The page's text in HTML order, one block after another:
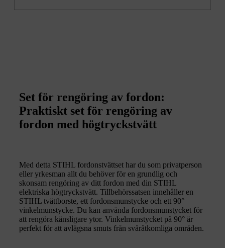
Set för rengöring av fordon:
Praktiskt set för rengöring av
fordon med högtryckstvätt
Med detta STIHL fordonstvättset har du som privatperson
eller yrkesman allt du behöver för en grundlig och
skonsam rengöring av ditt fordon med din STIHL
elektriska högtryckstvätt. Tillbehörssatsen innehåller en
STIHL tvättborste, ett fordonsmunstycke och ett 90°
vinkelmunstycke. Du kan använda fordonsmunstycket för
att rengöra känsligare ytor. Vinkelmunstycket på 90° är
perfekt för att avlägsna smuts från svåråtkomliga områden.